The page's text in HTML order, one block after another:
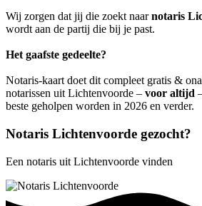
Wij zorgen dat jij die zoekt naarnotaris
wordt aan de partij die bij je past.
Het gaafste gedeelte?
Notaris-kaart doet dit compleet gratis &
notarissen uit Lichtenvoorde – voor altijd
beste geholpen worden in 2026 en verder.
Notaris Lichtenvoorde gezocht?
Een notaris uit Lichtenvoorde vinden